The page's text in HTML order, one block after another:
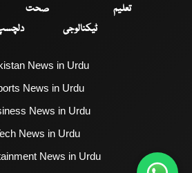
تعلیم
صحت
ٹیکنالوجی
News in Urdu
News in Urdu
News in Urdu
News in Urdu
News in Urdu